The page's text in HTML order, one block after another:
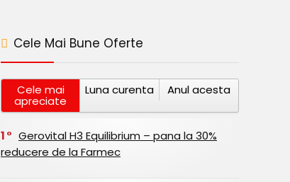
Cele Mai Bune Oferte
Cele mai
apreciate
Luna curenta Anul acesta
1
Gerovital H3 Equilibrium – pana la 30%
reducere de la Farmec